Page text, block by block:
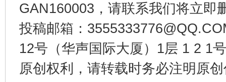
GAN160003，请联系我们将立即
投稿邮箱：
12号（华声国际大厦）1层 1 2 1
原创权利，请转载时务必注明原魏明亮